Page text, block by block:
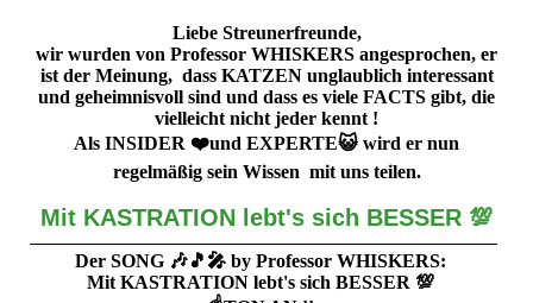
Liebe Streunerfreunde,
wir wurden von Professor WHISKERS angesprochen, er
ist der Meinung, dass KATZEN unglaublich interessant
und geheimnisvoll sind und dass es viele FACTS gibt, die
vielleicht nicht jeder kennt !
Als INSIDER ❤️und EXPERTE😺 wird er nun
regelmäßig sein Wissen mit uns teilen.
Mit KASTRATION lebt's sich BESSER 💯
Der SONG 🎶🎵🎤 by Professor WHISKERS:
Mit KASTRATION lebt's sich BESSER 💯